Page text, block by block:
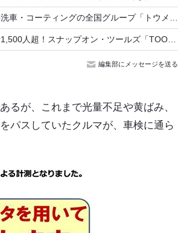
来場者1,500人超！スナップオン・ツールズ「TOOL SHOW」開催…最新型スキャンツールMTG-DUAL-TAB2／TAB2-PROを始め、ハンドツール・大型機器が宇都宮に集結
編集部にメッセージを送る
るが、これまで光量不足や黄ばみ、
パスしていたクルマが、車検に通ら